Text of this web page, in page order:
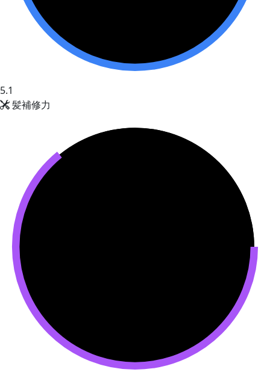
5.1
髪補修力